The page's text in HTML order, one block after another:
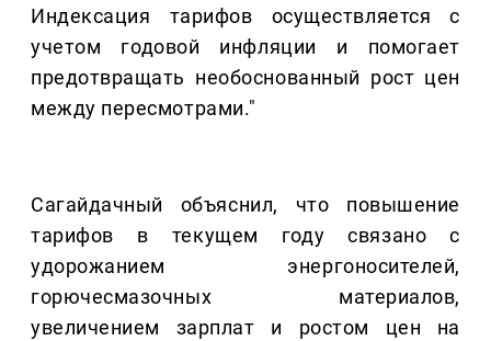
Индексация тарифов осуществляется с
учетом годовой инфляции и помогает
предотвращать необоснованный рост цен
между пересмотрами."
Сагайдачный объяснил, что повышение
тарифов в текущем году связано с
удорожанием энергоносителей,
горючесмазочных материалов,
увеличением зарплат и ростом цен на